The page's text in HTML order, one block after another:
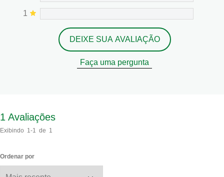
1
DEIXE SUA AVALIAÇÃO
Faça uma pergunta
1 Avaliações
Exibindo 1-1 de 1
Ordenar por